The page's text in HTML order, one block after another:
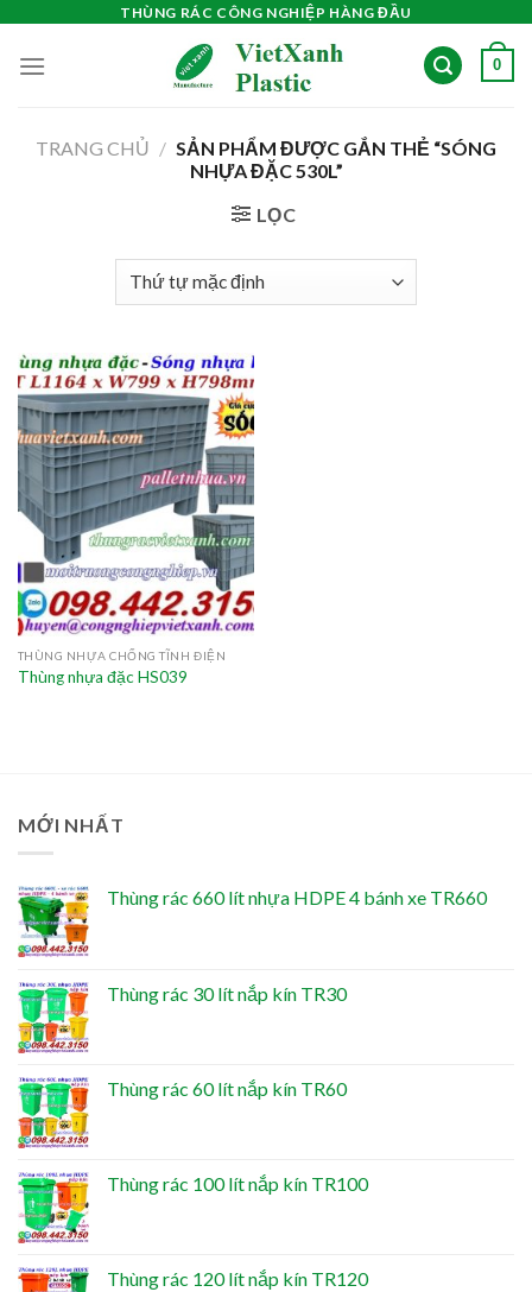
content
THÙNG RÁC CÔNG NGHIỆP HÀNG ĐẦU
0
TRANG CHỦ / SẢN PHẨM ĐƯỢC GẮN THẺ “SÓNG
NHỰA ĐẶC 530L”
LỌC
THÙNG NHỰA CHỐNG TĨNH ĐIỆN
Thùng nhựa đặc HS039
MỚI NHẤT
Thùng rác 660 lít nhựa HDPE 4 bánh xe TR660
Thùng rác 30 lít nắp kín TR30
Thùng rác 60 lít nắp kín TR60
Thùng rác 100 lít nắp kín TR100
Thùng rác 120 lít nắp kín TR120